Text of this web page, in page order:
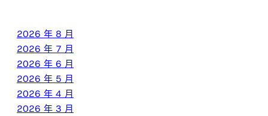
2026 年 8 月
2026 年 7 月
2026 年 6 月
2026 年 5 月
2026 年 4 月
2026 年 3 月